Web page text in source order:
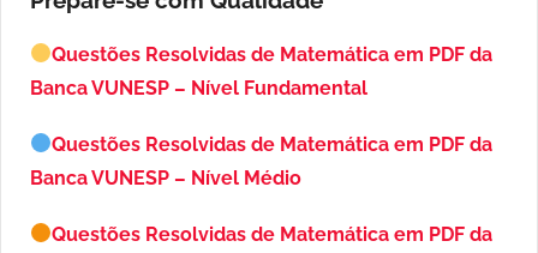
Questões Resolvidas de Matemática em PDF da
Banca VUNESP – Nível Fundamental
Questões Resolvidas de Matemática em PDF da
Banca VUNESP – Nível Médio
Questões Resolvidas de Matemática em PDF da